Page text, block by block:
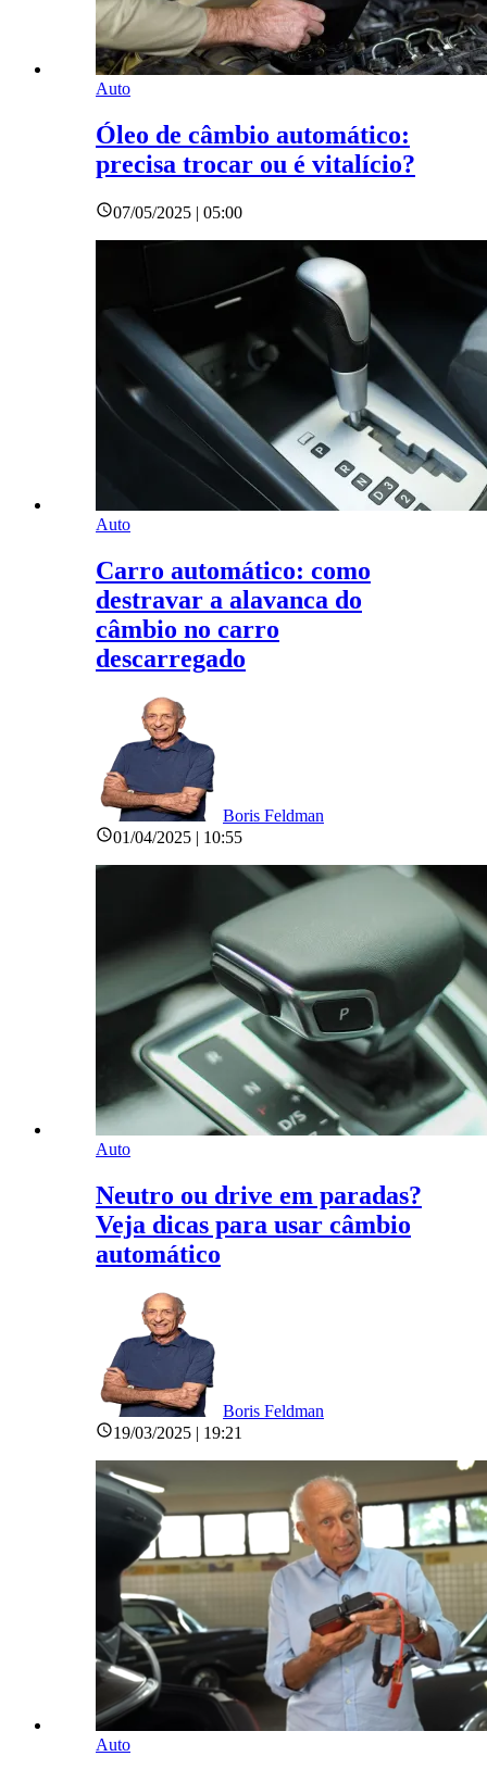
Auto
Óleo de câmbio automático:
precisa trocar ou é vitalício?
07/05/2025 | 05:00
Auto
Carro automático: como
destravar a alavanca do
câmbio no carro
descarregado
Boris Feldman
01/04/2025 | 10:55
Auto
Neutro ou drive em paradas?
Veja dicas para usar câmbio
automático
Boris Feldman
19/03/2025 | 19:21
Auto